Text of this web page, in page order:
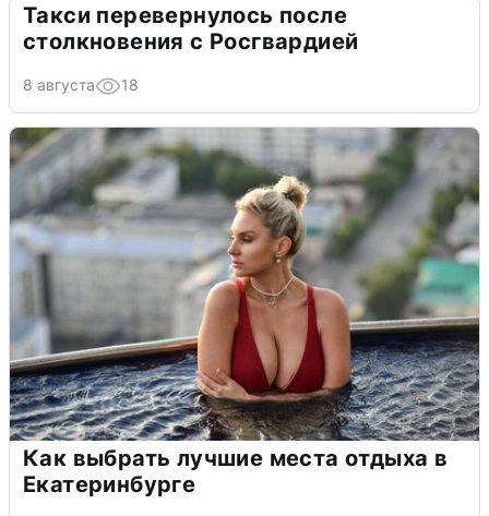
Такси перевернулось после
столкновения с Росгвардией
8 августа 18
Как выбрать лучшие места отдыха в
Екатеринбурге